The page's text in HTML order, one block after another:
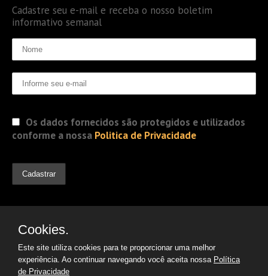
Cadastre seu e-mail e receba o nosso boletim
informativo semanal
Os dados fornecidos são protegidos e utilizados
conforme a nossa Politica de Privacidade
Cookies.
Este site utiliza cookies para te proporcionar uma melhor
experiência. Ao continuar navegando você aceita nossa Política
de Privacidade